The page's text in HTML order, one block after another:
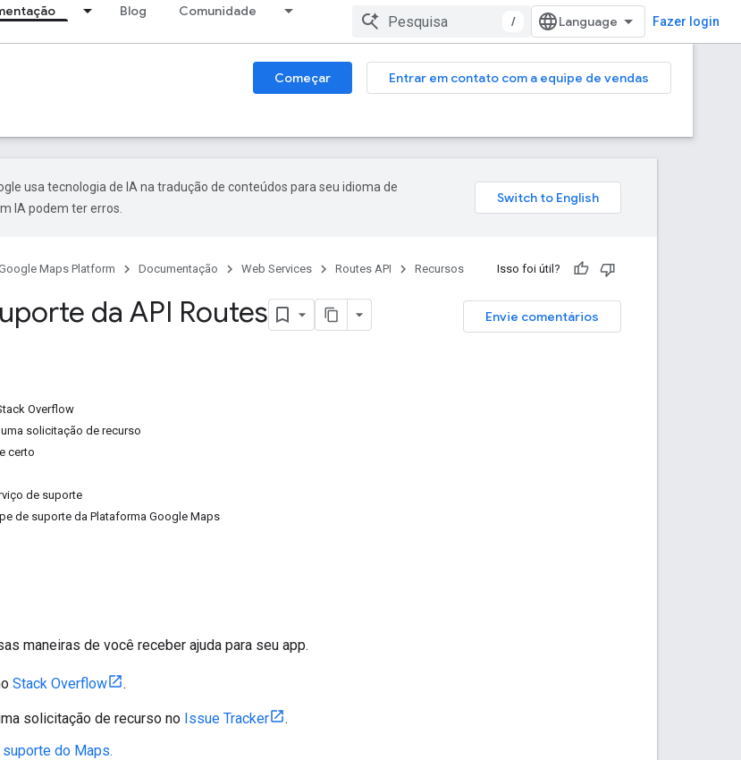
Blog Comunidade
/ Fazer login
Começar
Entrar em contato com a equipe de vendas
usa tecnologia de IA na tradução de conteúdos para seu idioma de
IA podem ter erros.
Maps Platform Documentação Web Services Routes API Recursos Isso foi útil?
Envie comentários
da API Routes
Overflow
solicitação de recurso
certo
de suporte
de suporte da Plataforma Google Maps
maneiras de você receber ajuda para seu app.
Stack Overflow .
solicitação de recurso no Issue Tracker
.
suporte do Maps.